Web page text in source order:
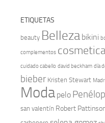
ETIQUETAS
beauty Belleza bikini
complementos
cuidado cabello david beckham día
bieber Kristen Stewart
Moda pelo
san valentín Robert